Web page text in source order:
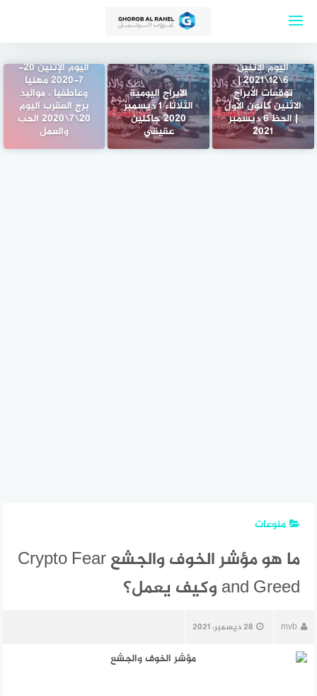
ابراج اليوم الاثنين
اليوم الاثنين
6\12\2021 |
توقعات الأبراج
الاثنين كانون الأول
| الحظ 6 ديسمبر
2021
الابراج اليومية
الثلاثاء 1 ديسمبر
2020 جاكلين
عقيقي
اليوم الإثنين 20-
7-2020 مهنيا
وعاطفيا ، مواليد
برج العقرب اليوم
20\7\2020 الحب
والعمل
منوعات
ما هو مؤشر الخوف والجشع Crypto Fear
and Greed وكيف يعمل؟
mvb 28 ديسمبر، 2021